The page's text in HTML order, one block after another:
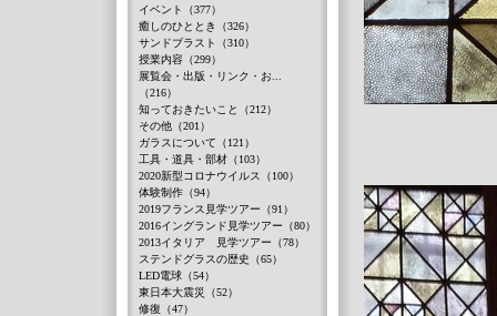
イベント（377）
癒しのひととき（326）
サンドブラスト（310）
授業内容（299）
展覧会・出版・リンク・お...
（216）
知っておきたいこと（212）
その他（201）
ガラスについて（121）
工具・道具・部材（103）
2020新型コロナウイルス（100）
体験制作（94）
2019フランス見学ツアー（91）
2016イングランド見学ツアー（80）
2013イタリア 見学ツアー（78）
ステンドグラスの歴史（65）
LED電球（54）
東日本大震災（52）
修復（47）